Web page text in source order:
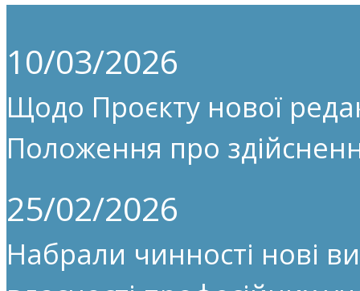
10/03/2026
Щодо Проєкту нової
Положення про
25/02/2026
Набрали чинності нові